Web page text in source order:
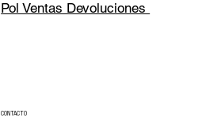
Pol Ventas Devoluciones
CONTACTO